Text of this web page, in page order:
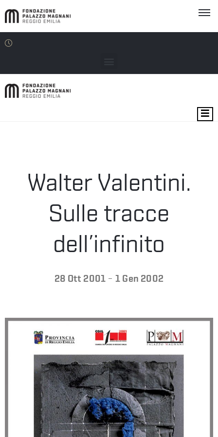
Walter Valentini.
Sulle tracce
dell’infinito
28 Ott 2001 - 1 Gen 2002